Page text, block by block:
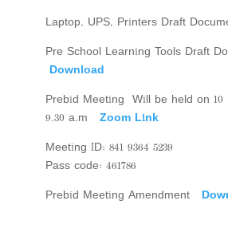
Laptop, UPS, Printers Draft
Pre School Learning Tools Draft
Download
Prebid Meeting Will be held on 10
9.30 a.m Zoom Link
Meeting ID: 841 9364 5239
Pass code: 461786
Prebid Meeting Amendment